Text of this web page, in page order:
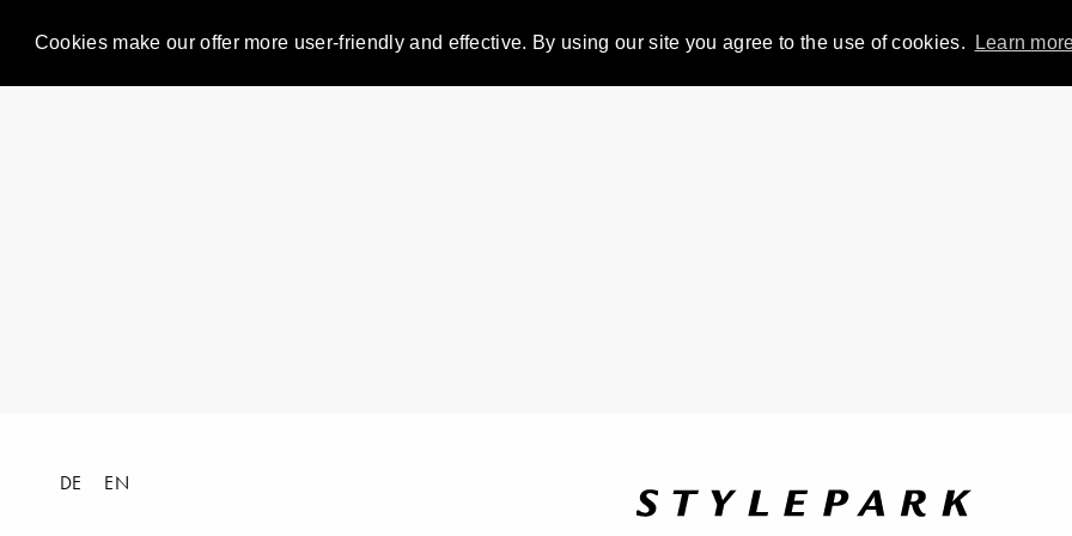
Cookies make our offer more user-friendly and effective. By using our site you agree to the use of cookies. Learn
DE EN